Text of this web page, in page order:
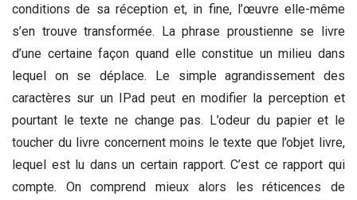
conditions de sa réception et, in fine, l’œuvre elle-même
s’en trouve transformée. La phrase proustienne se livre
d’une certaine façon quand elle constitue un milieu dans
lequel on se déplace. Le simple agrandissement des
caractères sur un IPad peut en modifier la perception et
pourtant le texte ne change pas. L’odeur du papier et le
toucher du livre concernent moins le texte que l’objet livre,
lequel est lu dans un certain rapport. C’est ce rapport qui
compte. On comprend mieux alors les réticences de